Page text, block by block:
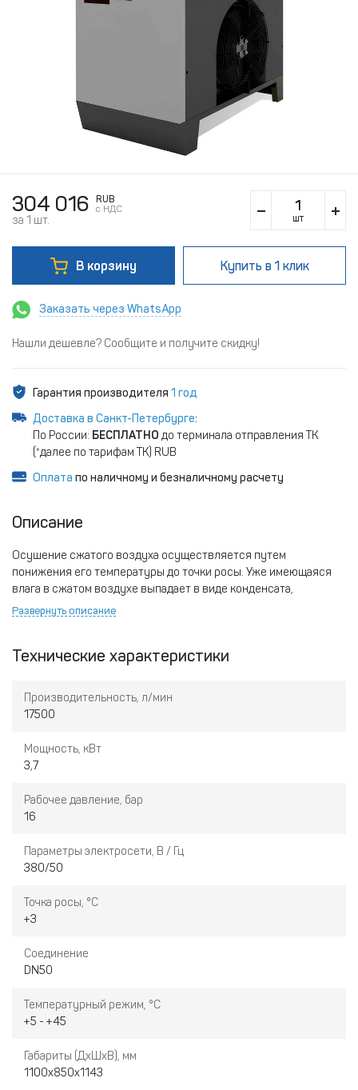
304 016
RUB
c НДС
за 1 шт. шт
В корзину Купить в 1 клик
Заказать через WhatsApp
Нашли дешевле? Сообщите и получите скидку!
Гарантия производителя 1 год
Доставка в Санкт-Петербурге:
По России: БЕСПЛАТНО до терминала отправления ТК
(*далее по тарифам ТК) RUB
Оплата по наличному и безналичному расчету
Описание
Осушение сжатого воздуха осуществляется путем
понижения его температуры до точки росы. Уже имеющаяся
влага в сжатом воздухе выпадает в виде конденсата,
выводится из системы через автоматический клапан.
Особенности:
Медный теплообменник
Настройка температуры
Развернуть описание
Технические характеристики
Производительность, л/мин
17500
Мощность, кВт
3,7
Рабочее давление, бар
16
Параметры электросети, В / Гц
380/50
Точка росы, °C
+3
Соединение
DN50
Температурный режим, °C
+5 - +45
Габариты (ДхШхВ), мм
1100х850х1143